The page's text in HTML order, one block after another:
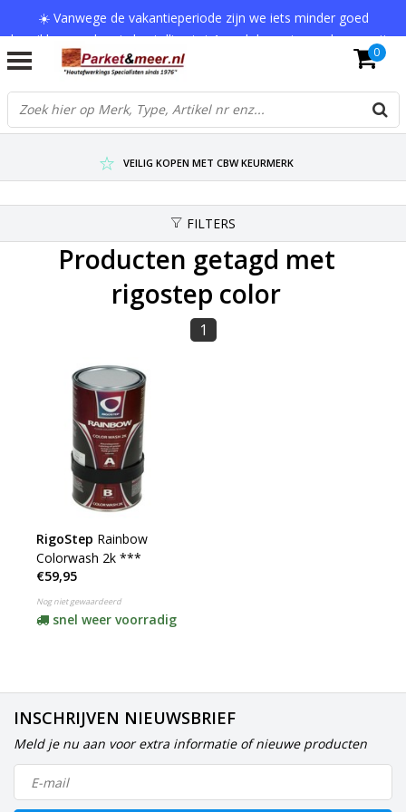
☀️ Vanwege de vakantieperiode zijn we iets minder goed
bereikbaar en kan je bestelling tot 1 werkdag extra onderweg zijn.
Bedankt voor je begrip!
VERZENDKOSTEN € 7,95 (GRATIS VA €75,-)
SCHERPSTE PRIJZEN TOT WEL 75% KORTING !
VEILIG KOPEN MET CBW KEURMERK
0
FILTERS
Producten getagd met
rigostep color
1
RigoStep Rainbow
Colorwash 2k ***
€59,95
Nog niet gewaardeerd
snel weer voorradig
INSCHRIJVEN NIEUWSBRIEF
Meld je nu aan voor extra informatie of nieuwe producten